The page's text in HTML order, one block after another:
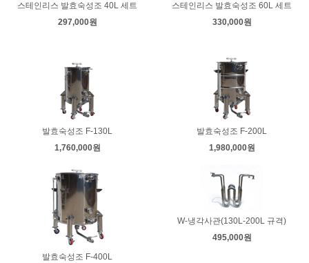
스테인리스 발효숙성조 40L 세트
297,000원
스테인리스 발효숙성조 60L 세트
330,000원
발효숙성조 F-130L
1,760,000원
발효숙성조 F-200L
1,980,000원
발효숙성조 F-400L
W-냉각사관(130L-200L 규격)
495,000원